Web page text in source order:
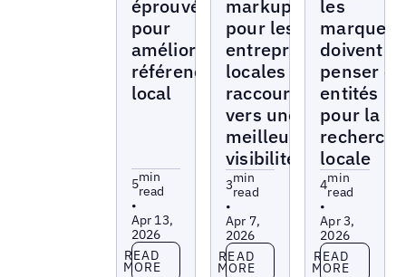
éprouvées
pour
améliorer le
référencement
local
5min
read
•
Apr 13,
2026
Read more
READ
MORE
markup
pour les
entreprises
locales : le
raccourci
vers une
meilleure
visibilité
3min
read
•
Apr 7,
2026
Read more
READ
MORE
les
marques
doivent
penser en
entités
pour la
recherche
locale
4min
read
•
Apr 3,
2026
Read more
READ
MORE